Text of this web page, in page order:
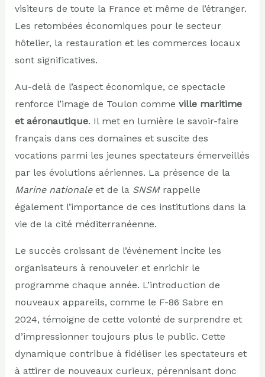
visiteurs de toute la France et même de l’étranger.
Les retombées économiques pour le secteur
hôtelier, la restauration et les commerces locaux
sont significatives.
Au-delà de l’aspect économique, ce spectacle
renforce l’image de Toulon comme ville maritime
et aéronautique. Il met en lumière le savoir-faire
français dans ces domaines et suscite des
vocations parmi les jeunes spectateurs émerveillés
par les évolutions aériennes. La présence de la
Marine nationaleet de la SNSMrappelle
également l’importance de ces institutions dans la
vie de la cité méditerranéenne.
Le succès croissant de l’événement incite les
organisateurs à renouveler et enrichir le
programme chaque année. L’introduction de
nouveaux appareils, comme le F-86 Sabre en
2024, témoigne de cette volonté de surprendre et
d’impressionner toujours plus le public. Cette
dynamique contribue à fidéliser les spectateurs et
à attirer de nouveaux curieux, pérennisant donc